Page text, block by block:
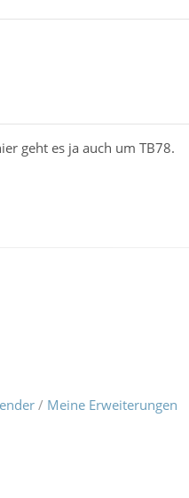
geht es ja auch um TB78.
/ Meine Erweiterungen